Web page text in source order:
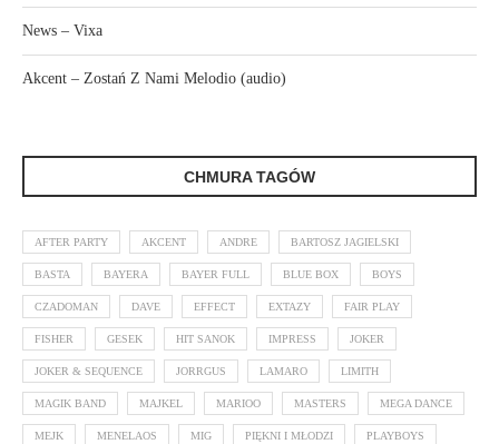
News – Vixa
Akcent – Zostań Z Nami Melodio (audio)
CHMURA TAGÓW
AFTER PARTY AKCENT ANDRE BARTOSZ JAGIELSKI
BASTA BAYERA BAYER FULL BLUE BOX BOYS
CZADOMAN DAVE EFFECT EXTAZY FAIR PLAY
FISHER GESEK HIT SANOK IMPRESS JOKER
JOKER & SEQUENCE JORRGUS LAMARO LIMITH
MAGIK BAND MAJKEL MARIOO MASTERS MEGA DANCE
MEJK MENELAOS MIG PIĘKNI I MŁODZI PLAYBOYS